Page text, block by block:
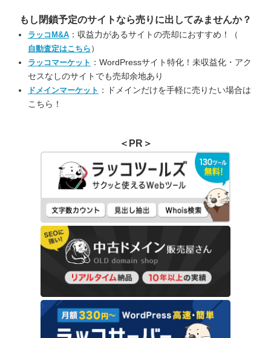
もし閉鎖予定のサイトなら売りに出してみませんか？
ラッコM&A ：収益力があるサイトの売却におすすめ！（
自動査定はこちら ）
ラッコマーケット ：WordPressサイト特化！未収益化・アク
セスなしのサイトでも売却余地あり
ドメインマーケット ：ドメインだけを手軽に売りたい場合は
こちら！
＜PR＞